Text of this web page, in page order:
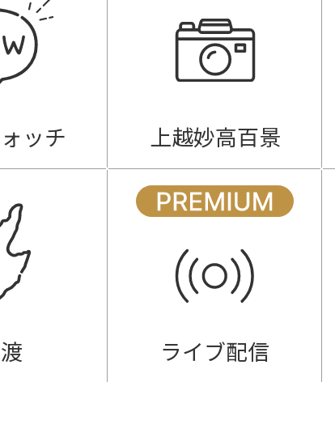
ッチ 上越妙高百景
ライブ配信